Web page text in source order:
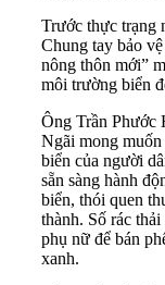
Trước thực trạng
Chung tay bảo
nông thôn mới”
môi trường biển
Ông Trần Phước
Ngãi mong
biển của người
sẵn sàng hành
biển, thói quen
thành. Số rác
phụ nữ để bán
xanh.